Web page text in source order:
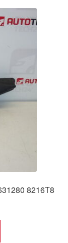
8216T8